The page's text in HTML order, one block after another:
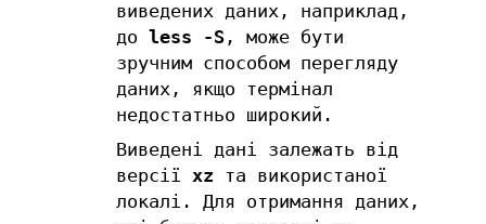
виведених даних, наприклад,
до less -S, може бути
зручним способом перегляду
даних, якщо термінал
недостатньо широкий.
Виведені дані залежать від
версії xz та використаної
локалі. Для отримання даних,